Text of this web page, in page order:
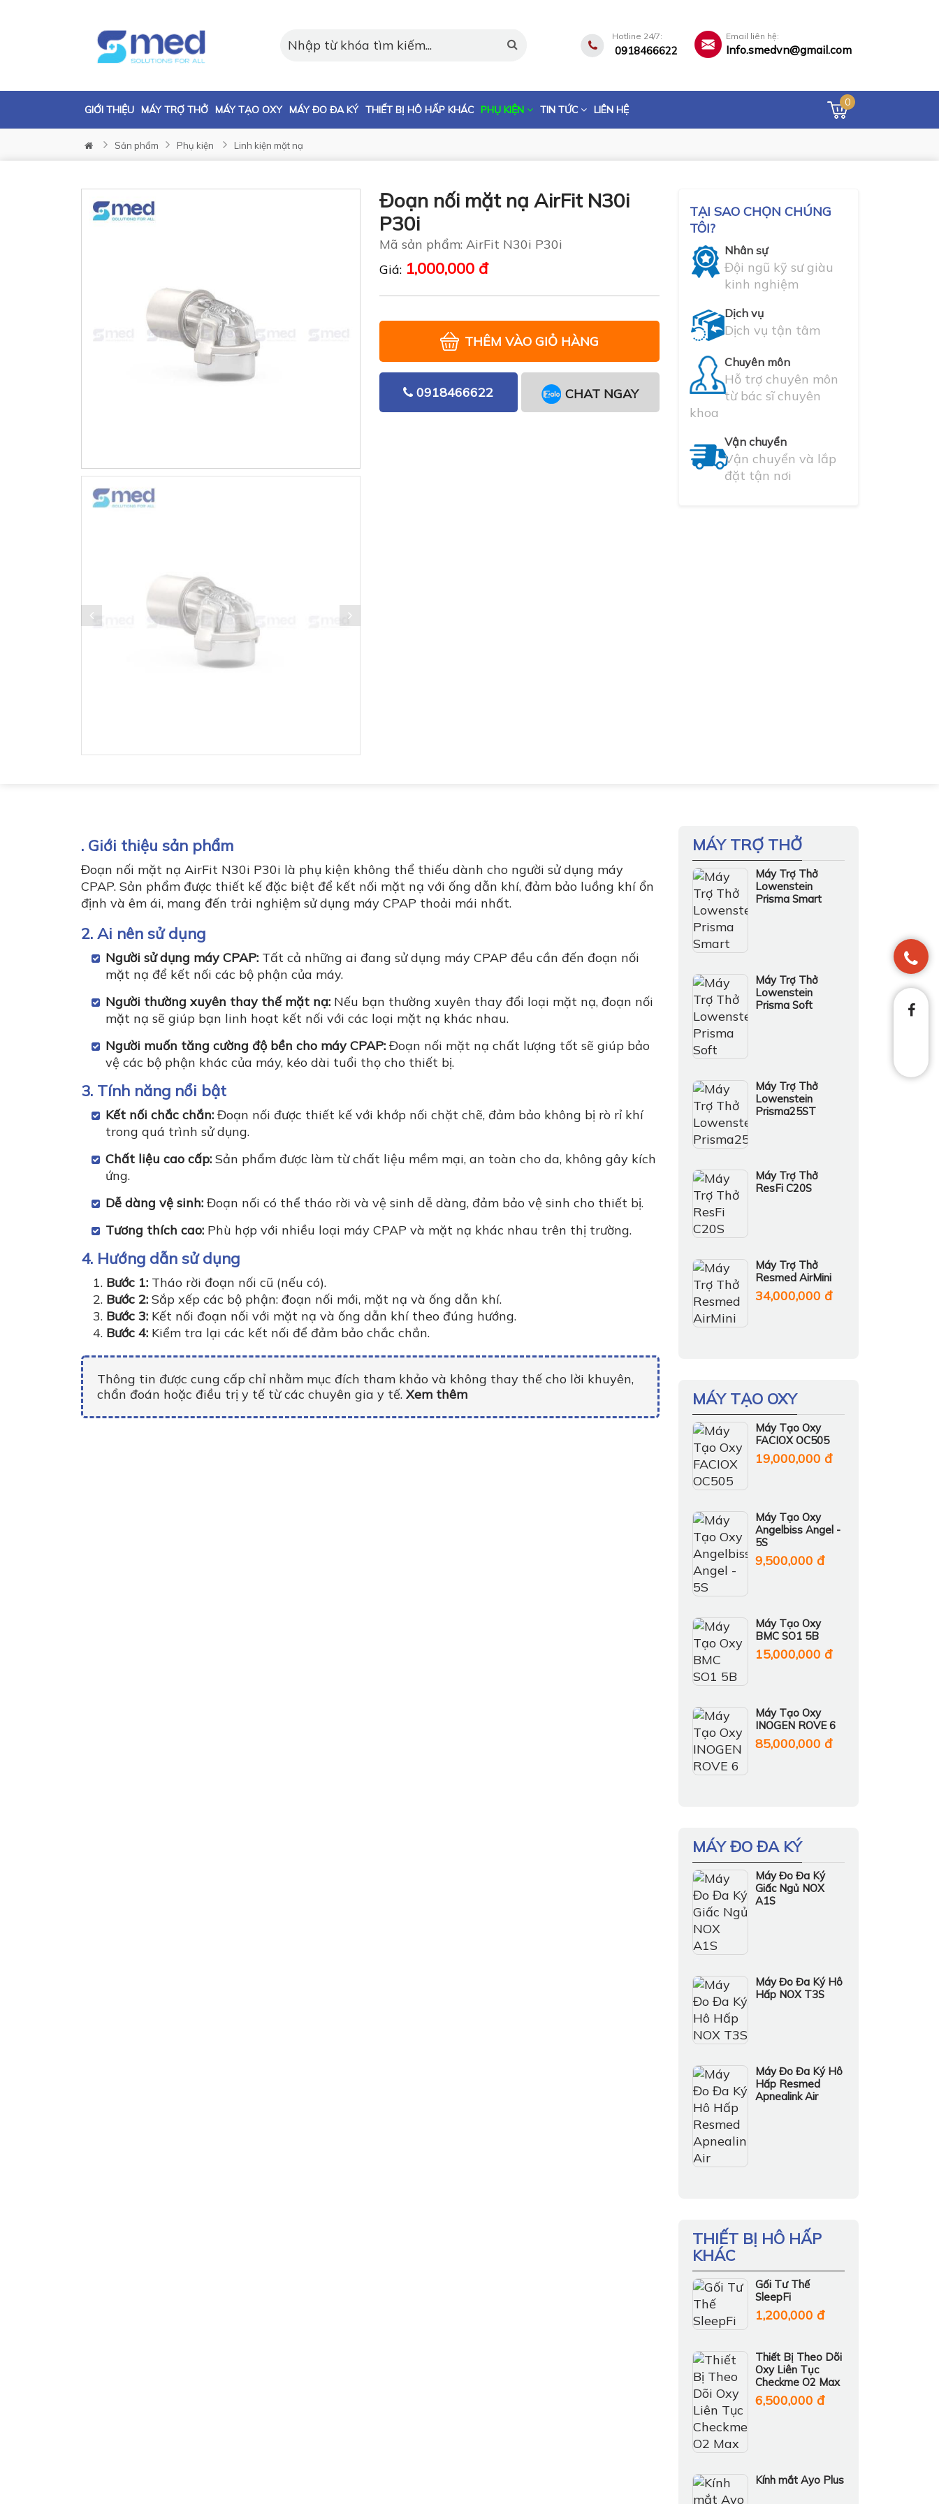
Email liên hệ:
Info.smedvn@gmail.com
Hotline 24/7:
0918466622
GIỚI THIỆU MÁY TRỢ THỞ MÁY TẠO OXY MÁY ĐO ĐA KÝ THIẾT BỊ HÔ HẤP KHÁC PHỤ KIỆN TIN TỨC LIÊN HỆ
0
Sản phẩm Phụ kiện Linh kiện mặt nạ
Đoạn nối mặt nạ AirFit N30i
P30i
Mã sản phẩm: AirFit N30i P30i
Giá: 1,000,000 đ
THÊM VÀO GIỎ HÀNG
0918466622 CHAT NGAY
TẠI SAO CHỌN CHÚNG
TÔI?
Nhân sự
Đội ngũ kỹ sư giàu
kinh nghiệm
Dịch vụ
Dịch vụ tận tâm
Chuyên môn
Hỗ trợ chuyên môn
từ bác sĩ chuyên
khoa
Vận chuyển
Vận chuyển và lắp
đặt tận nơi
. Giới thiệu sản phẩm
Đoạn nối mặt nạ AirFit N30i P30i là phụ kiện không thể thiếu dành cho người sử dụng máy
CPAP. Sản phẩm được thiết kế đặc biệt để kết nối mặt nạ với ống dẫn khí, đảm bảo luồng khí ổn
định và êm ái, mang đến trải nghiệm sử dụng máy CPAP thoải mái nhất.
2. Ai nên sử dụng
Người sử dụng máy CPAP:Tất cả những ai đang sử dụng máy CPAP đều cần đến đoạn nối
mặt nạ để kết nối các bộ phận của máy.
Người thường xuyên thay thế mặt nạ:Nếu bạn thường xuyên thay đổi loại mặt nạ, đoạn nối
mặt nạ sẽ giúp bạn linh hoạt kết nối với các loại mặt nạ khác nhau.
Người muốn tăng cường độ bền cho máy CPAP:Đoạn nối mặt nạ chất lượng tốt sẽ giúp bảo
vệ các bộ phận khác của máy, kéo dài tuổi thọ cho thiết bị.
3. Tính năng nổi bật
Kết nối chắc chắn:Đoạn nối được thiết kế với khớp nối chặt chẽ, đảm bảo không bị rò rỉ khí
trong quá trình sử dụng.
Chất liệu cao cấp:Sản phẩm được làm từ chất liệu mềm mại, an toàn cho da, không gây kích
ứng.
Dễ dàng vệ sinh:Đoạn nối có thể tháo rời và vệ sinh dễ dàng, đảm bảo vệ sinh cho thiết bị.
Tương thích cao:Phù hợp với nhiều loại máy CPAP và mặt nạ khác nhau trên thị trường.
4. Hướng dẫn sử dụng
Bước 1:Tháo rời đoạn nối cũ (nếu có).
Bước 2:Sắp xếp các bộ phận: đoạn nối mới, mặt nạ và ống dẫn khí.
Bước 3:Kết nối đoạn nối với mặt nạ và ống dẫn khí theo đúng hướng.
Bước 4:Kiểm tra lại các kết nối để đảm bảo chắc chắn.
Thông tin được cung cấp chỉ nhằm mục đích tham khảo và không thay thế cho lời khuyên,
chẩn đoán hoặc điều trị y tế từ các chuyên gia y tế. Xem thêm
MÁY TRỢ THỞ
Máy Trợ Thở
Lowenstein
Prisma Smart
Máy Trợ Thở
Lowenstein
Prisma Soft
Máy Trợ Thở
Lowenstein
Prisma25ST
Máy Trợ Thở
ResFi C20S
Máy Trợ Thở
Resmed AirMini
34,000,000 đ
MÁY TẠO OXY
Máy Tạo Oxy
FACIOX OC505
19,000,000 đ
Máy Tạo Oxy
Angelbiss Angel -
5S
9,500,000 đ
Máy Tạo Oxy
BMC SO1 5B
15,000,000 đ
Máy Tạo Oxy
INOGEN ROVE 6
85,000,000 đ
MÁY ĐO ĐA KÝ
Máy Đo Đa Ký
Giấc Ngủ NOX
A1S
Máy Đo Đa Ký Hô
Hấp NOX T3S
Máy Đo Đa Ký Hô
Hấp Resmed
Apnealink Air
THIẾT BỊ HÔ HẤP
KHÁC
Gối Tư Thế
SleepFi
1,200,000 đ
Thiết Bị Theo Dõi
Oxy Liên Tục
Checkme O2 Max
6,500,000 đ
Kính mắt Ayo Plus